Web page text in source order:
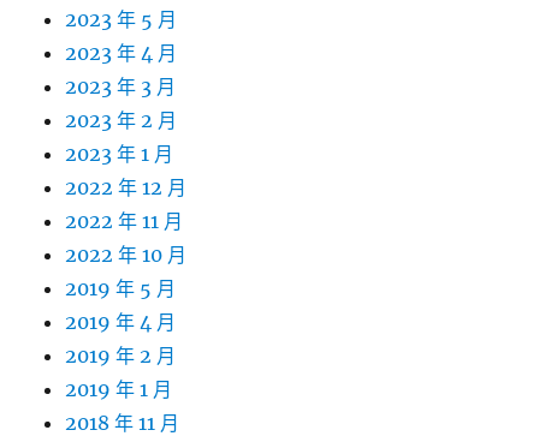
2023 年 5 月
2023 年 4 月
2023 年 3 月
2023 年 2 月
2023 年 1 月
2022 年 12 月
2022 年 11 月
2022 年 10 月
2019 年 5 月
2019 年 4 月
2019 年 2 月
2019 年 1 月
2018 年 11 月